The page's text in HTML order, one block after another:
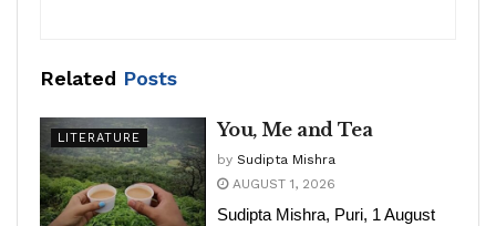
Related Posts
LITERATURE You, Me and Tea
by Sudipta Mishra
AUGUST 1, 2026
Sudipta Mishra, Puri, 1 August